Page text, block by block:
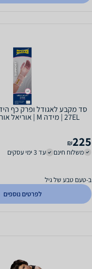
27EL | מידה M | אוריאל אוריאל | URIEL
225
₪
משלוח חינם
עד 3 ימי עסקים
ב-טעם טבע של גיל
לפרטים נוספים